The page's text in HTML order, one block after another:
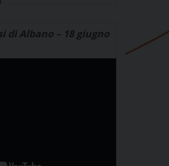
di Albano – 18 giugno